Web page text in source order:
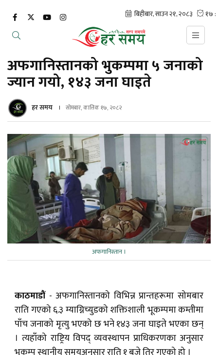
अफगानिस्तानको भुकम्पमा ५ जनाको
ज्यान गयो, १४३ जना घाइते
हर समय सोमबार, कात्तिक १७, २०८२
अफगानिस्तान ।
काठमाडौं - अफगानिस्तानको विभिन्न प्रान्तहरूमा सोमबार
राति गएको ६.३ म्याग्निच्युडको शक्तिशाली भूकम्पमा कम्तीमा
पाँच जनाको मृत्यु भएको छ भने १४३ जना घाइते भएका छन्
। त्यहाँको राष्ट्रिय विपद् व्यवस्थापन प्राधिकरणका अनुसार